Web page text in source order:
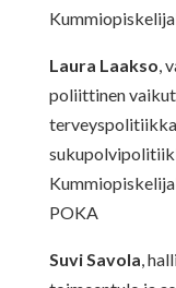
Laura Laakso,
poliittinen
POKA
Suvi Savola,